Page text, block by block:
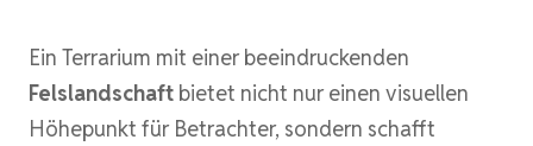
Ein Terrarium mit einer beeindruckenden
Felslandschaft bietet nicht nur einen visuellen
Höhepunkt für Betrachter, sondern schafft